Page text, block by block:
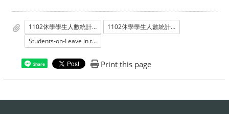
1102休學學生人數統計_碩博士班
1102休學學生人數統計_碩博士班
Students-on-Leave in the semester of Spring 2022_graduate
Share Print this page